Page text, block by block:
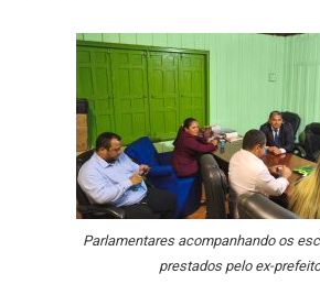
Parlamentares acompanhando os
prestados pelo ex-